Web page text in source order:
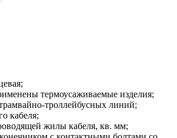
термоусаживаемые изделия;
троллейбусных линий;
кабеля;
жилы кабеля, кв. мм;